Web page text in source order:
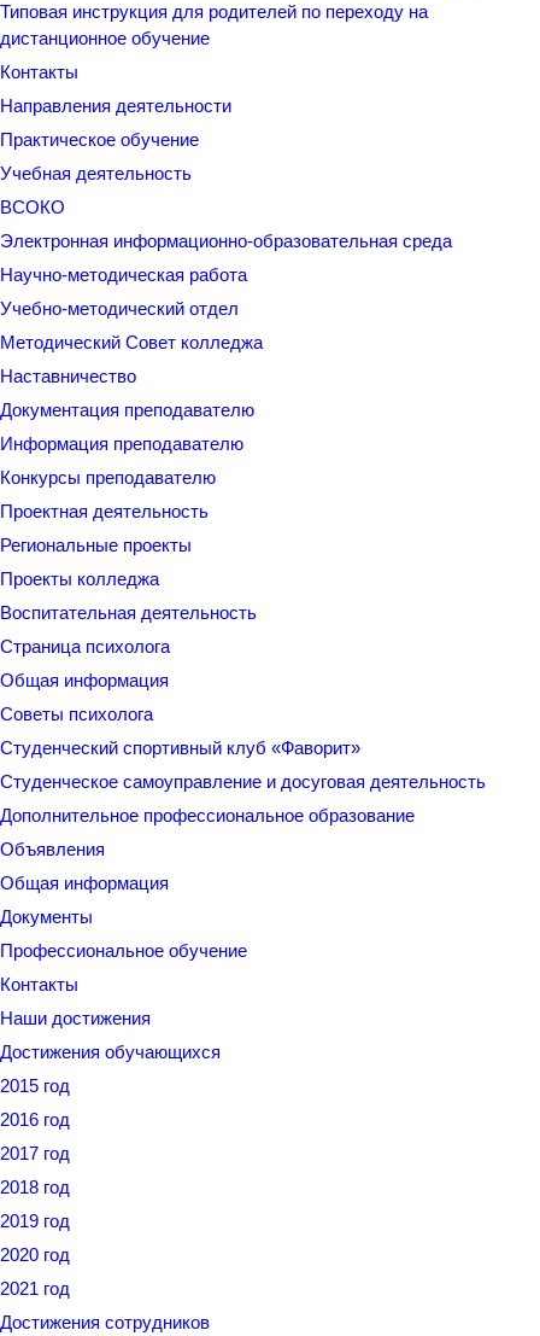
Типовая инструкция для родителей по переходу на
дистанционное обучение
Контакты
Направления деятельности
Практическое обучение
Учебная деятельность
ВСОКО
Электронная информационно-образовательная среда
Научно-методическая работа
Учебно-методический отдел
Методический Совет колледжа
Наставничество
Документация преподавателю
Информация преподавателю
Конкурсы преподавателю
Проектная деятельность
Региональные проекты
Проекты колледжа
Воспитательная деятельность
Страница психолога
Общая информация
Советы психолога
Студенческий спортивный клуб «Фаворит»
Студенческое самоуправление и досуговая деятельность
Дополнительное профессиональное образование
Объявления
Общая информация
Документы
Профессиональное обучение
Контакты
Наши достижения
Достижения обучающихся
2015 год
2016 год
2017 год
2018 год
2019 год
2020 год
2021 год
Достижения сотрудников